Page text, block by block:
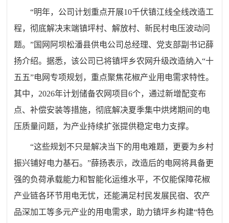
“明年，公司计划重点开展10千伏镇江线全线改造工
程，彻底解决末端镇坪村、解放村、新民村电压波动问
题。”国网阿坝松潘县供电公司总经理、党支部副书记薛
扬介绍。据悉，该公司已将镇坪乡农网升级改造纳入“十
五五”电网专项规划，重点聚焦花椒产业用电需求特性。
其中，2026年计划储备农网项目6个，通过新增配变布
点、补偿安装等措施，彻底解决夏季集中烘烤期间的电
压质量问题，为产业持续扩张提供稳定电力支撑。
“这些规划不只是解决当下的用电难题，更要为乡村
振兴铺好电力基石。”薛扬表示，改造后的电网将具备更
强的负荷承载能力和智能化运维水平，不仅能保障花椒
产业链各环节用电无忧，还能满足村民发展民宿、农产
品深加工等多元产业的用电需求，助力镇坪乡构建“特色